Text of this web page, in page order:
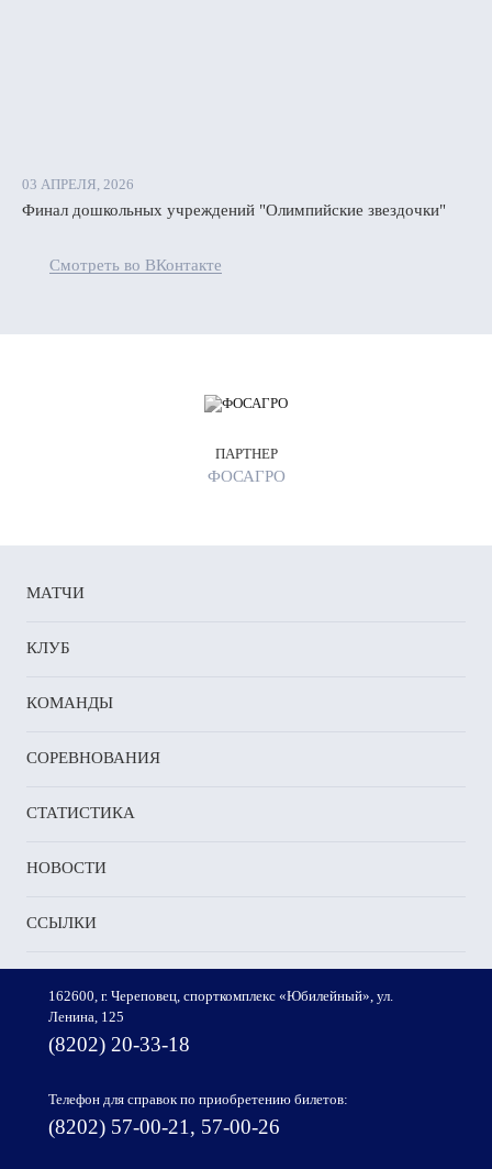
03 АПРЕЛЯ, 2026
Финал дошкольных учреждений "Олимпийские звездочки"
Смотреть во ВКонтакте
ПАРТНЕР
ФОСАГРО
МАТЧИ
КЛУБ
КОМАНДЫ
СОРЕВНОВАНИЯ
СТАТИСТИКА
НОВОСТИ
ССЫЛКИ
162600, г. Череповец, спорткомплекс «Юбилейный», ул.
Ленина, 125
(8202) 20-33-18
Телефон для справок по приобретению билетов:
(8202) 57-00-21, 57-00-26